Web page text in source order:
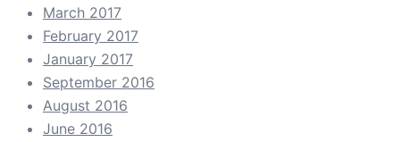
March 2017
February 2017
January 2017
September 2016
August 2016
June 2016